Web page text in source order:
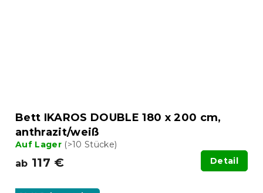
Bett IKAROS DOUBLE 180 x 200 cm,
anthrazit/weiß
Auf Lager (>10 Stücke)
ab 117 € Detail